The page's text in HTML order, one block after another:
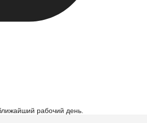
рабочий день.